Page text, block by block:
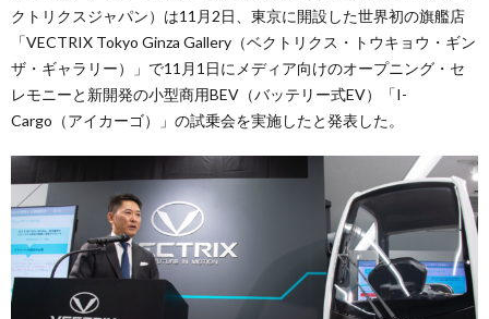
クトリクスジャパン）は11月2日、東京に開設した世界初の旗艦店
「VECTRIX Tokyo Ginza Gallery（ベクトリクス・トウキョウ・ギン
ザ・ギャラリー）」で11月1日にメディア向けのオープニング・セ
レモニーと新開発の小型商用BEV（バッテリー式EV）「I-
Cargo（アイカーゴ）」の試乗会を実施したと発表した。